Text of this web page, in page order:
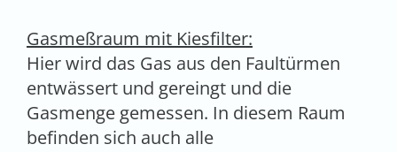
Gasmeßraum mit Kiesfilter:
Hier wird das Gas aus den Faultürmen
entwässert und gereingt und die
Gasmenge gemessen. In diesem Raum
befinden sich auch alle